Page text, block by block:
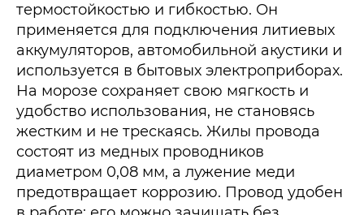
термостойкостью и гибкостью. Он
применяется для подключения литиевых
аккумуляторов, автомобильной акустики и
используется в бытовых электроприборах.
На морозе сохраняет свою мягкость и
удобство использования, не становясь
жестким и не трескаясь. Жилы провода
состоят из медных проводников
диаметром 0,08 мм, а лужение меди
предотвращает коррозию. Провод удобен